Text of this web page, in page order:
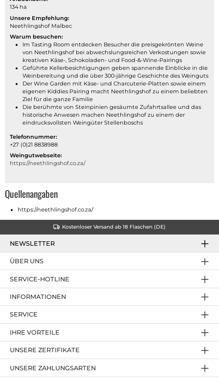
134 ha
Unsere Empfehlung:
Neethlingshof Malbec
Warum besuchen:
Im Tasting Room entdecken Besucher die preisgekrönten Weine
von Neethlingshof bei abwechslungsreichen Verkostungen sowie
kreativen Käse-, Schokoladen- und Food-&-Wine-Pairings
Geführte Kellerbesichtigungen geben spannende Einblicke in die
Weinbereitung und die über 300-jährige Geschichte des Weinguts
Der Wine Garden mit Käse- und Charcuterie-Platten sowie einem
eigenen Kiddies Pairing macht Neethlingshof zu einem beliebten
Ziel für die ganze Familie
Die berühmte von Steinpinien gesäumte Zufahrtsallee und das
historische Anwesen machen Neethlingshof zu einem der
eindrucksvollsten Weingüter Stellenboschs
Telefonnummer:
+27 (0)21 8838988
Weingutwebseite:
https://neethlingshof.co.za/
Quellenangaben
https://neethlingshof.co.za/
Kostenloser Versand ab 18 Flaschen (DE)
NEWSLETTER
SERVICE-HOTLINE
IHRE VORTEILE
UNSERE ZAHLUNGSARTEN
ÜBER UNS
UNSERE ZERTIFIKATE
INFORMATIONEN
SERVICE